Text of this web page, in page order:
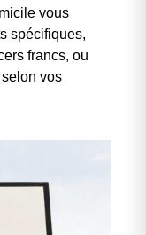
vous
spécifiques,
francs, ou
vos